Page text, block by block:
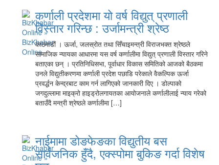
कर्णाली प्रदेशमा यो वर्ष विद्युत् प्रणाली
विस्तार गरिन्छ : उर्जामन्त्री श्रेष्ठ
काठमाडौं । ऊर्जा, जलस्रोत तथा सिँचाइमन्त्री विराजभक्त श्रेष्ठले
सामाजिक न्यायका आधारमा यस वर्ष कर्णालीमा विद्युत् प्रणाली विस्तार गरिने
बताएका छन् । प्रतिनिधिसभा, पूर्वाधार विकास समितिको आजको बैठकमा
उनले विद्युतीकरणमा कर्णाली प्रदेश पछाडि परेकाले वैकल्पिक ऊर्जा
प्रवर्द्धन केन्द्रबाट काम गर्न लागिएको जानकारी दिए । डोल्पाको
जगदुल्लामा माइक्रो हाइड्रोलगायतका आयोजनाले कर्णालीलाई न्याय गरेको
बताउँदै मन्त्री श्रेष्ठले कर्णालीमा […]
नाईमामा डोङफेङका विद्युतीय बस
सार्वजनिक हुँदै, एक्स्पोमा बुकिङ गर्दा विशेष